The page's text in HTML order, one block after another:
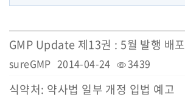
GMP Update 제13권 : 5월 발행 배포
sureGMP 2014-04-24 3439
식약처: 약사법 일부 개정 입법 예고